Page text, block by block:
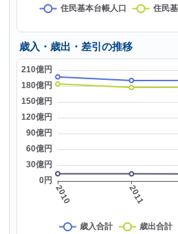
歳入・歳出・差引の推移